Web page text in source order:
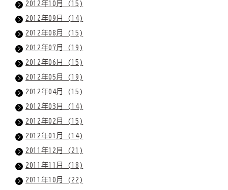
2012年10月 (15)
2012年09月 (14)
2012年08月 (15)
2012年07月 (19)
2012年06月 (15)
2012年05月 (19)
2012年04月 (15)
2012年03月 (14)
2012年02月 (15)
2012年01月 (14)
2011年12月 (21)
2011年11月 (18)
2011年10月 (22)